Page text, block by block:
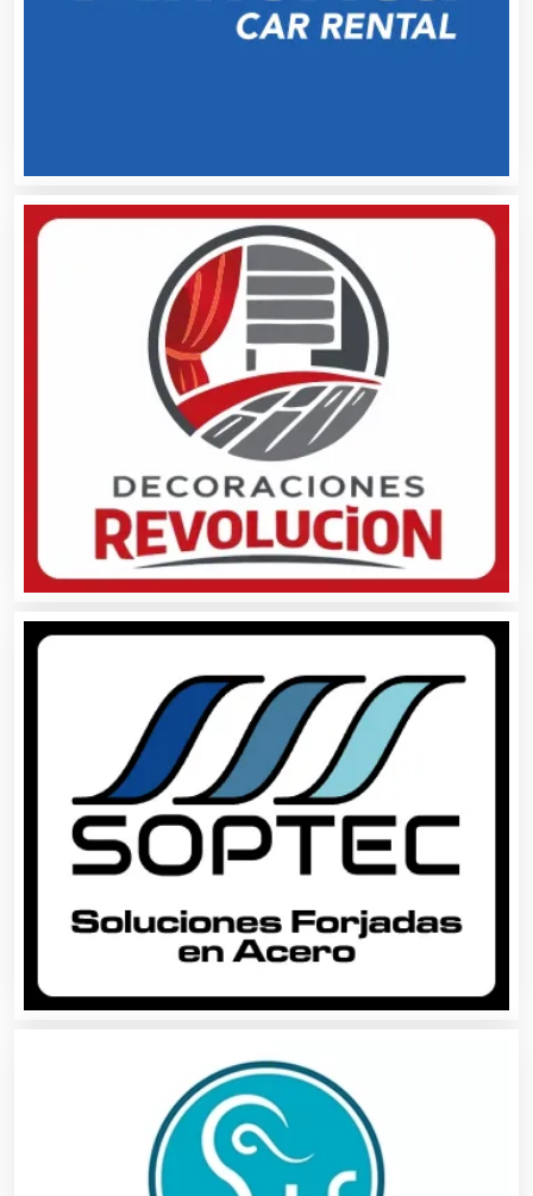
Artículos para el Hogar
Artículos Personales
Artículos Publicitarios
Aseguradoras
Asesores Técnicos
Asesoría Fiscal
Asociaciones Civiles
Asociaciones Empresariales
Audio, Sonido e Iluminación
Audios para Eventos
Autobuses